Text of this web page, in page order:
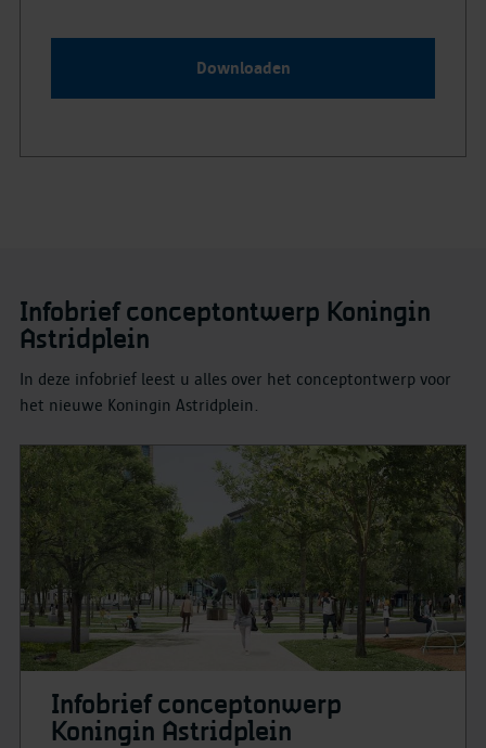
Downloaden
Infobrief conceptontwerp Koningin
Astridplein
In deze infobrief leest u alles over het conceptontwerp voor
het nieuwe Koningin Astridplein.
Infobrief conceptonwerp
Koningin Astridplein